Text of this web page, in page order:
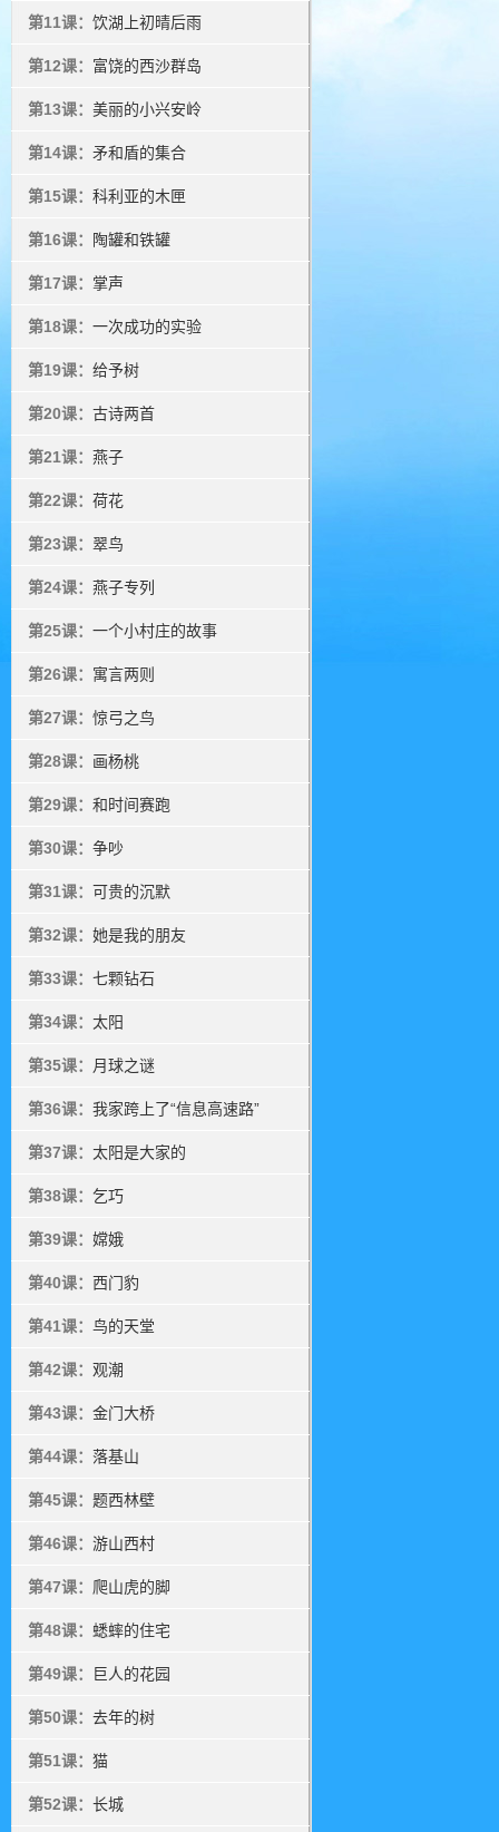
第11课： 饮湖上初晴后雨
第12课： 富饶的西沙群岛
第13课： 美丽的小兴安岭
第14课： 矛和盾的集合
第15课： 科利亚的木匣
第16课： 陶罐和铁罐
第17课： 掌声
第18课： 一次成功的实验
第19课： 给予树
第20课： 古诗两首
第21课： 燕子
第22课： 荷花
第23课： 翠鸟
第24课： 燕子专列
第25课： 一个小村庄的故事
第26课： 寓言两则
第27课： 惊弓之鸟
第28课： 画杨桃
第29课： 和时间赛跑
第30课： 争吵
第31课： 可贵的沉默
第32课： 她是我的朋友
第33课： 七颗钻石
第34课： 太阳
第35课： 月球之谜
第36课： 我家跨上了“信息高速路”
第37课： 太阳是大家的
第38课： 乞巧
第39课： 嫦娥
第40课： 西门豹
第41课： 鸟的天堂
第42课： 观潮
第43课： 金门大桥
第44课： 落基山
第45课： 题西林壁
第46课： 游山西村
第47课： 爬山虎的脚
第48课： 蟋蟀的住宅
第49课： 巨人的花园
第50课： 去年的树
第51课： 猫
第52课： 长城